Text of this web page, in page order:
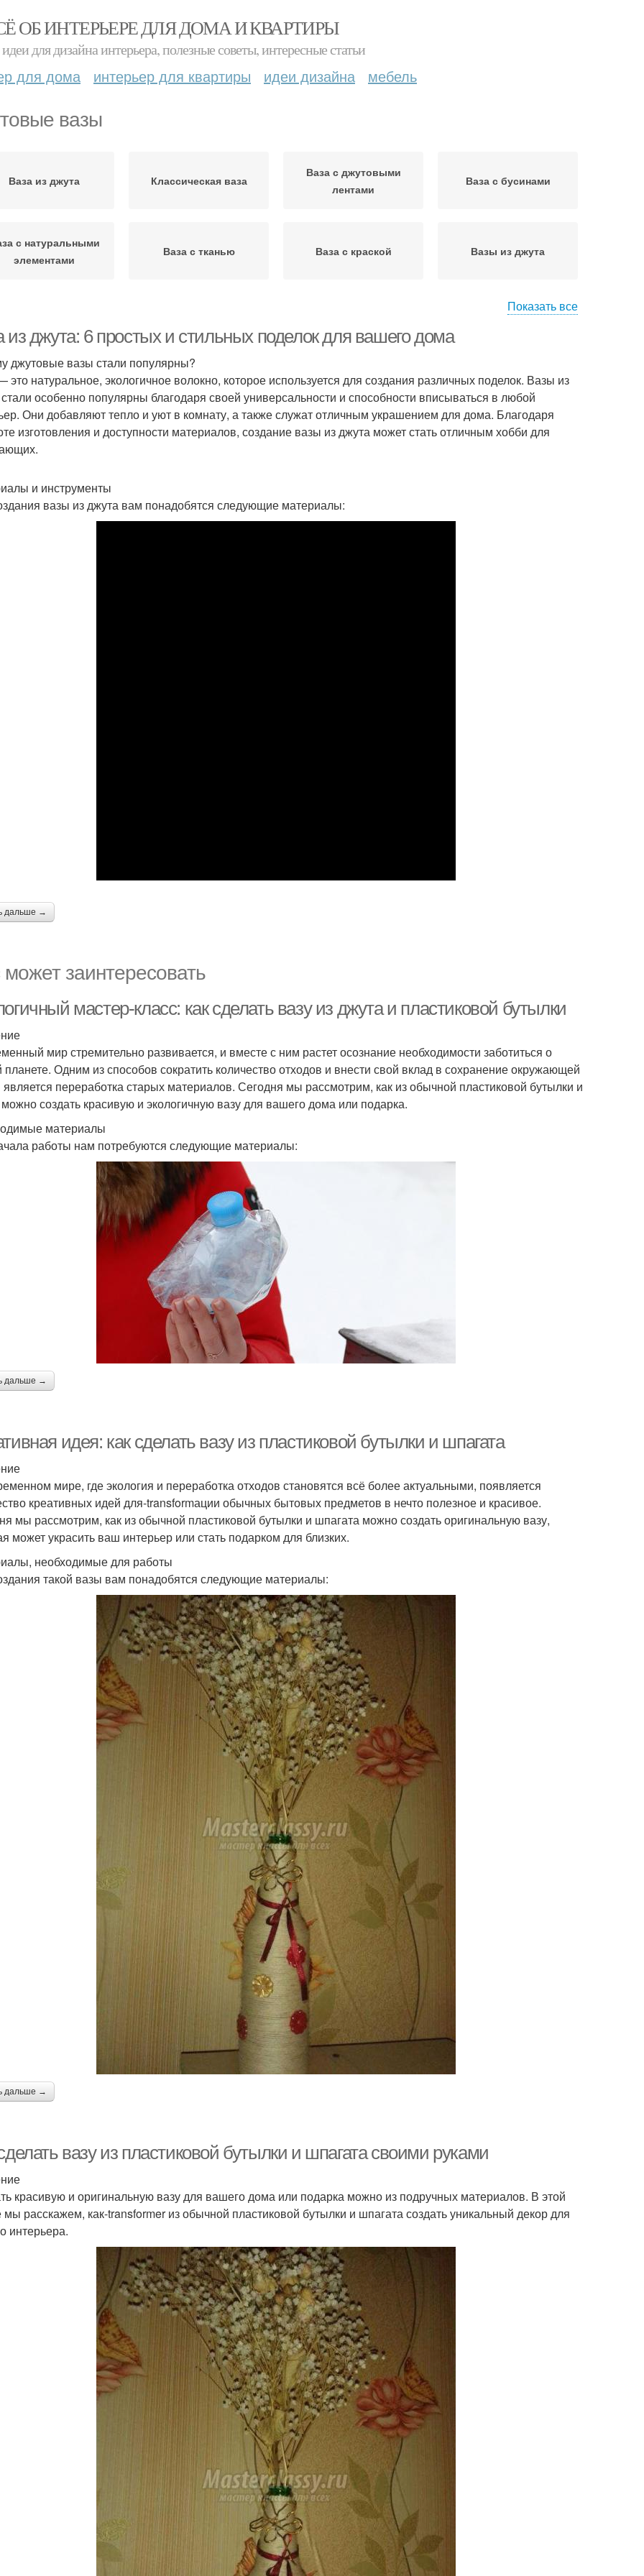
ОБ ИНТЕРЬЕРЕ ДЛЯ ДОМА И КВАРТИРЫ
для дизайна интерьера, полезные советы, интересные статьи
для дома интерьер для квартиры идеи дизайна мебель
вазы
Ваза из джута Классическая ваза
Ваза с джутовыми
лентами
Ваза с бусинами
с натуральными
элементами
Ваза с тканью Ваза с краской Вазы из джута
Показать все
из джута: 6 простых и стильных поделок для вашего дома
джутовые вазы стали популярны?
это натуральное, экологичное волокно, которое используется для создания различных поделок. Вазы из
особенно популярны благодаря своей универсальности и способности вписываться в любой
Они добавляют тепло и уют в комнату, а также служат отличным украшением для дома. Благодаря
изготовления и доступности материалов, создание вазы из джута может стать отличным хобби для
и инструменты
вазы из джута вам понадобятся следующие материалы:
дальше →
заинтересовать
мастер-класс: как сделать вазу из джута и пластиковой бутылки
мир стремительно развивается, и вместе с ним растет осознание необходимости заботиться о
Одним из способов сократить количество отходов и внести свой вклад в сохранение окружающей
переработка старых материалов. Сегодня мы рассмотрим, как из обычной пластиковой бутылки и
создать красивую и экологичную вазу для вашего дома или подарка.
материалы
работы нам потребуются следующие материалы:
дальше →
идея: как сделать вазу из пластиковой бутылки и шпагата
мире, где экология и переработка отходов становятся всё более актуальными, появляется
креативных идей для-transformации обычных бытовых предметов в нечто полезное и красивое.
мы рассмотрим, как из обычной пластиковой бутылки и шпагата можно создать оригинальную вазу,
может украсить ваш интерьер или стать подарком для близких.
необходимые для работы
такой вазы вам понадобятся следующие материалы:
дальше →
вазу из пластиковой бутылки и шпагата своими руками
красивую и оригинальную вазу для вашего дома или подарка можно из подручных материалов. В этой
мы расскажем, как-transformer из обычной пластиковой бутылки и шпагата создать уникальный декор для
интерьера.